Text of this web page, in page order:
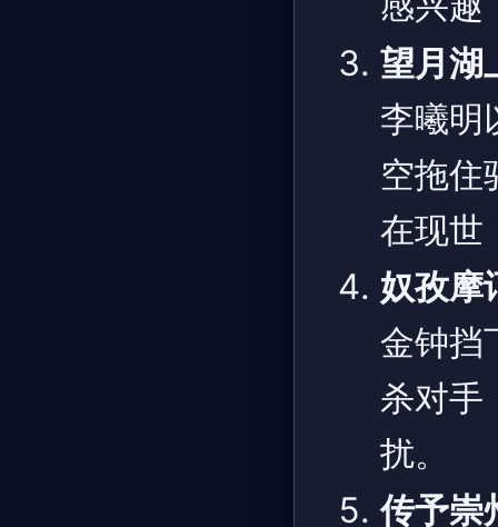
望月湖
李曦明
空拖住
在现世
奴孜摩
金钟挡
杀对手
扰。
传予崇